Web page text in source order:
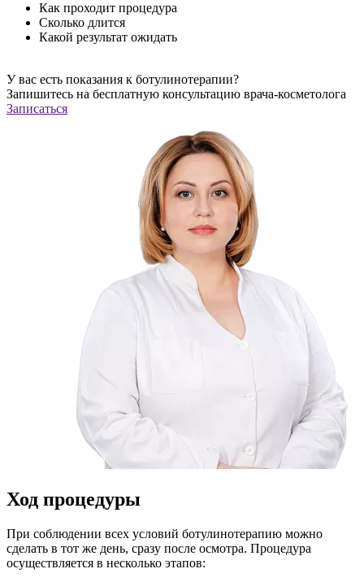
Как проходит процедура
Сколько длится
Какой результат ожидать
У вас есть показания к ботулинотерапии?
Запишитесь на бесплатную конcультацию врача-косметолога
Записаться
Ход процедуры
При соблюдении всех условий ботулинотерапию можно
сделать в тот же день, сразу после осмотра. Процедура
осуществляется в несколько этапов: